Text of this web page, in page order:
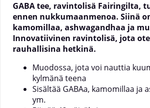
GABA tee, ravintolisä Fairingilta,
ennen nukkumaanmenoa. Siinä
kamomillaa, ashwagandhaa ja
Innovatiivinen ravintolisä, jota
rauhallisina hetkinä.
Muodossa, jota voi nauttia
kylmänä teena
Sisältää GABAa, kamomillaa ja
ym.